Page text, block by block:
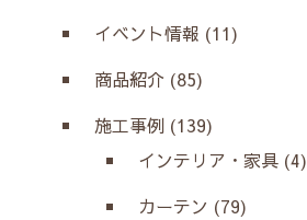
イベント情報 (11)
商品紹介 (85)
施工事例 (139)
インテリア・家具 (4)
カーテン (79)